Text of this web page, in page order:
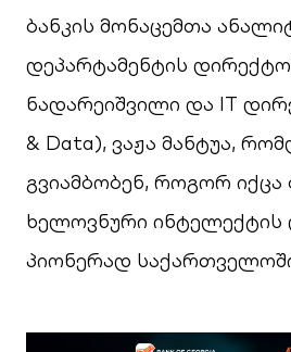
ბანკის მონაცემთა
დეპარტამენტის
ნადარეიშვილი და IT
& Data), ვაჟა მანტუა,
გვიამბობენ, როგორ იქცა
ხელოვნური ინტელექტის
პიონერად